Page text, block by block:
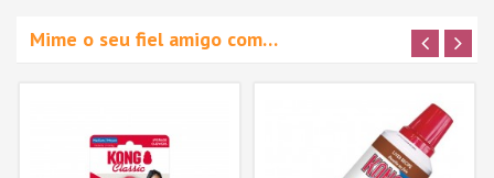
Mime o seu fiel amigo com…